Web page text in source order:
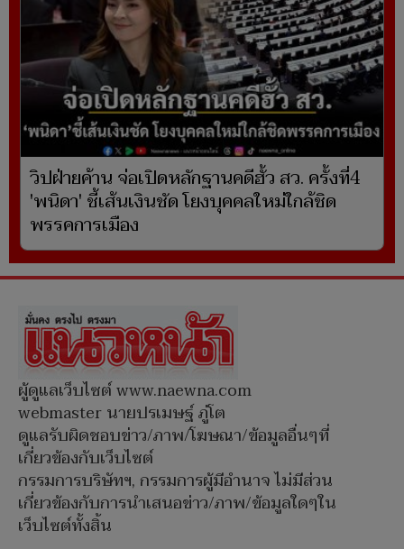
วิปฝ่ายค้าน จ่อเปิดหลักฐานคดีฮั้ว สว. ครั้งที่4
'พนิดา' ชี้เส้นเงินชัด โยงบุคคลใหม่ใกล้ชิด
พรรคการเมือง
ผู้ดูแลเว็บไซต์ www.naewna.com
webmaster นายปรเมษฐ์ ภู่โต
ดูแลรับผิดชอบข่าว/ภาพ/โฆษณา/ข้อมูลอื่นๆที่
เกี่ยวข้องกับเว็บไซต์
กรรมการบริษัทฯ, กรรมการผู้มีอำนาจ ไม่มีส่วน
เกี่ยวข้องกับการนำเสนอข่าว/ภาพ/ข้อมูลใดๆใน
เว็บไซต์ทั้งสิ้น